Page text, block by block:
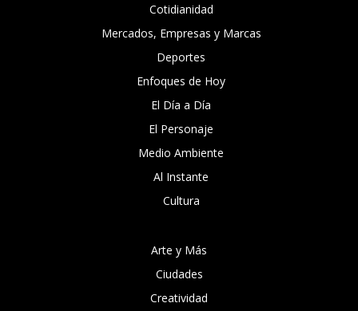
Cotidianidad
Mercados, Empresas y Marcas
Deportes
Enfoques de Hoy
El Día a Día
El Personaje
Medio Ambiente
Al Instante
Cultura
Arte y Más
Ciudades
Creatividad